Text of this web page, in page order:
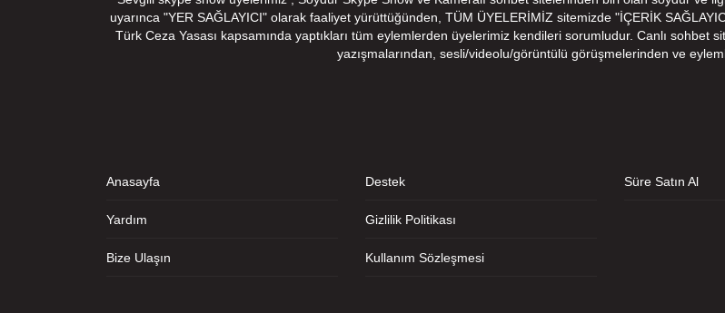
uyarınca "YER SAĞLAYICI" olarak faaliyet yürüttüğünden, TÜM ÜYELERİMİZ sitemizde "İÇERİK
Türk Ceza Yasası kapsamında yaptıkları tüm eylemlerden üyelerimiz kendileri sorumludur. Canlı sohbet
yazışmalarından, sesli/videolu/görüntülü görüşmelerinden ve
Anasayfa
Yardım
Bize Ulaşın
Destek
Gizlilik Politikası
Kullanım Sözleşmesi
Süre Satın Al